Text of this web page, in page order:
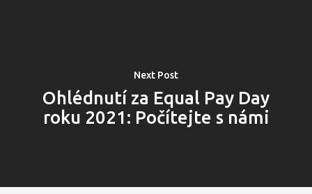
Next Post
Ohlédnutí za Equal Pay Day
roku 2021: Počítejte s námi
Vstupenky